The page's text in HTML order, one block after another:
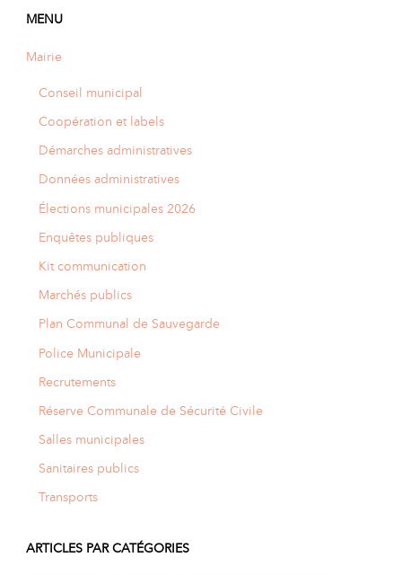
MENU
Mairie
Conseil municipal
Coopération et labels
Démarches administratives
Données administratives
Élections municipales 2026
Enquêtes publiques
Kit communication
Marchés publics
Plan Communal de Sauvegarde
Police Municipale
Recrutements
Réserve Communale de Sécurité Civile
Salles municipales
Sanitaires publics
Transports
ARTICLES PAR CATÉGORIES